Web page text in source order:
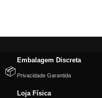
📦
Embalagem Discreta
Privacidade Garantida
Loja Física